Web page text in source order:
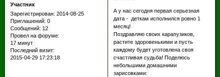
Участник
Зарегистрирован: 2014-08-25
Приглашений: 0
Сообщений: 12
Провел на форуме:
17 минут
Последний визит:
2015-04-29 17:23:18
А у нас сегодня первая серьезная
дата - деткам исполнился ровно 1
месяц!
Поздравляю своих карапузиков,
растите здоровенькими и пусть
каждому будет уготовлена своя
счастливая судьба! Поделюсь
небольшими домашними
зарисовками: